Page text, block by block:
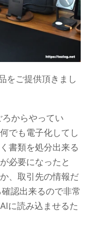
をご提供頂きまし
からやってい
でも電子化してし
書類を処分出来る
必要になったと
、取引先の情報だ
認出来るので非常
に読み込ませるた